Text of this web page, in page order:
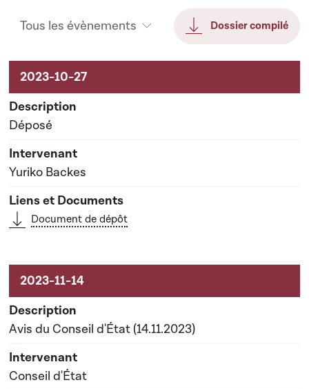
Tous les évènements Dossier compilé
Activités sur le dossier
Déposé
Yuriko Backes
Document de dépôt
Avis du Conseil d'État (14.11.2023)
Conseil d'État